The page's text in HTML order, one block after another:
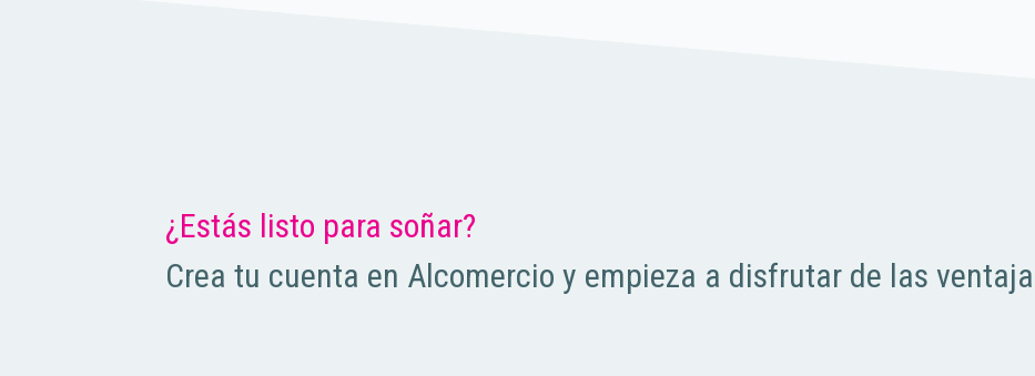
¿Estás listo para soñar?
Crea tu cuenta en Alcomercio y empieza a disfrutar de las